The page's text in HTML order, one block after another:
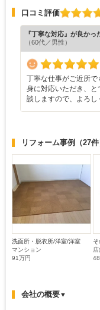
口コミ評価
『丁寧な対応』が良かっ
（60代／男性）
丁寧な仕事がご近所
身に対応いただき、
談しますので、よろし
リフォーム事例 （27件
洗面所・脱衣所/洋室/洋室
マンション
91万円
会社の概要▼